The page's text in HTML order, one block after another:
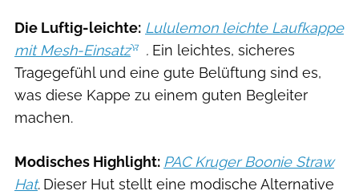
Die Luftig-leichte: Lululemon leichte Laufkappe
mit Mesh-Einsatz
. Ein leichtes, sicheres
Tragegefühl und eine gute Belüftung sind es,
was diese Kappe zu einem guten Begleiter
machen.
Modisches Highlight: PAC Kruger Boonie Straw
Hat. Dieser Hut stellt eine modische Alternative